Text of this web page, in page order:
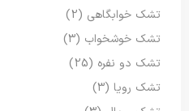
تشک خوابگاهی (2)
تشک خوشخواب (3)
تشک دو نفره (25)
تشک رویا (3)